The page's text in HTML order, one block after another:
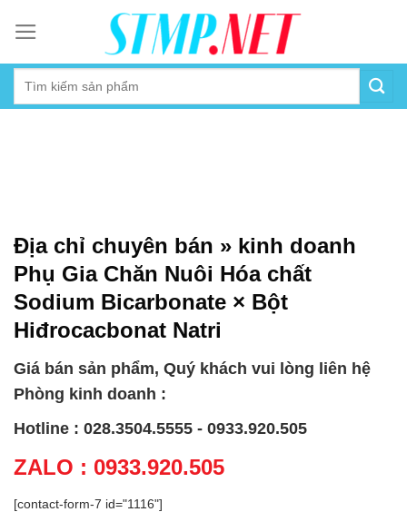
content
Địa chỉ chuyên bán » kinh doanh
Phụ Gia Chăn Nuôi Hóa chất
Sodium Bicarbonate × Bột
Hiđrocacbonat Natri
Giá bán sản phẩm, Quý khách vui lòng liên hệ
Phòng kinh doanh :
Hotline : 028.3504.5555 - 0933.920.505
ZALO : 0933.920.505
[contact-form-7 id="1116"]